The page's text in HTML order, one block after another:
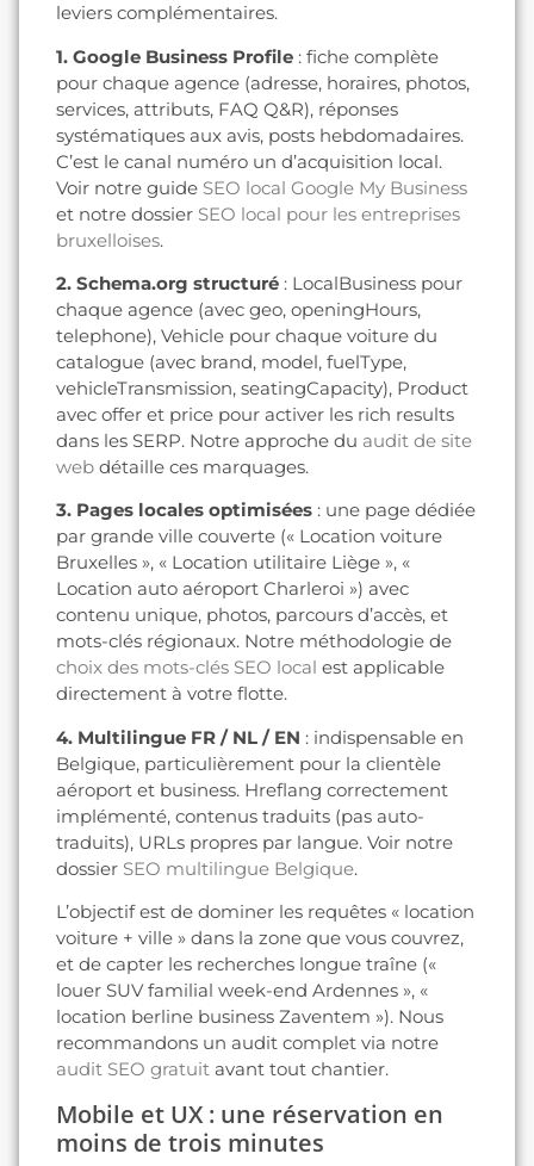
leviers complémentaires.
1. Google Business Profile : fiche complète
pour chaque agence (adresse, horaires, photos,
services, attributs, FAQ Q&R), réponses
systématiques aux avis, posts hebdomadaires.
C’est le canal numéro un d’acquisition local.
Voir notre guide SEO local Google My Business
et notre dossier SEO local pour les entreprises
bruxelloises.
2. Schema.org structuré : LocalBusiness pour
chaque agence (avec geo, openingHours,
telephone), Vehicle pour chaque voiture du
catalogue (avec brand, model, fuelType,
vehicleTransmission, seatingCapacity), Product
avec offer et price pour activer les rich results
dans les SERP. Notre approche du audit de site
web détaille ces marquages.
3. Pages locales optimisées : une page dédiée
par grande ville couverte (« Location voiture
Bruxelles », « Location utilitaire Liège », «
Location auto aéroport Charleroi ») avec
contenu unique, photos, parcours d’accès, et
mots-clés régionaux. Notre méthodologie de
choix des mots-clés SEO local est applicable
directement à votre flotte.
4. Multilingue FR / NL / EN : indispensable en
Belgique, particulièrement pour la clientèle
aéroport et business. Hreflang correctement
implémenté, contenus traduits (pas auto-
traduits), URLs propres par langue. Voir notre
dossier SEO multilingue Belgique.
L’objectif est de dominer les requêtes « location
voiture + ville » dans la zone que vous couvrez,
et de capter les recherches longue traîne («
louer SUV familial week-end Ardennes », «
location berline business Zaventem »). Nous
recommandons un audit complet via notre
audit SEO gratuit avant tout chantier.
Mobile et UX : une réservation en
moins de trois minutes